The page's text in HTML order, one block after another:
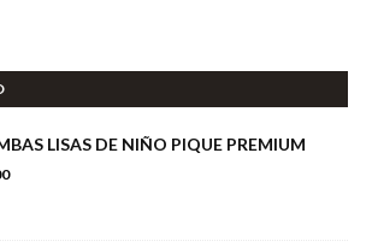
LISAS DE NIÑO PIQUE PREMIUM